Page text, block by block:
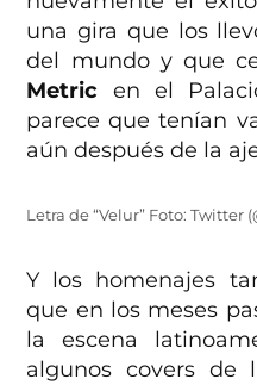
una gira que los
del mundo y que
Metric en el
parece que tenían
aún después de la
Letra de “Velur” Foto: Twitter
Y los homenajes
que en los meses
la escena
algunos covers de